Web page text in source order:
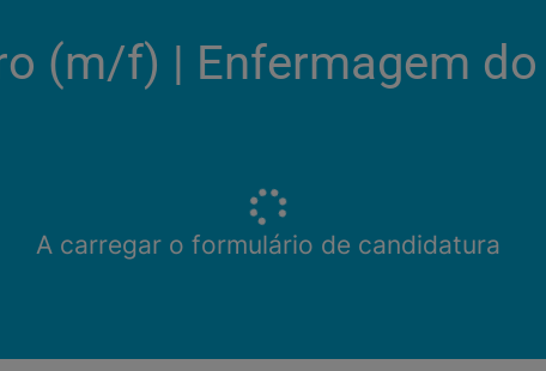
(m/f)​ | Enfermagem
A carregar o formulário de candidatura